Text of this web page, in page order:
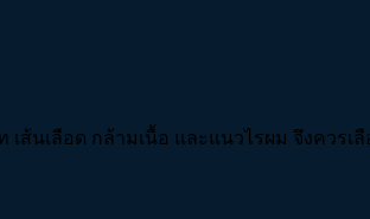
ส้นเลือด กล้ามเนื้อ และแนวไรผม จึงควร